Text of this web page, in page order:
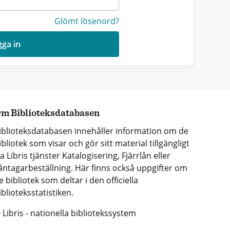
Glömt lösenord?
in
Biblioteksdatabasen
innehåller information om de
som visar och gör sitt material tillgängligt
Libris tjänster Katalogisering, Fjärrlån eller
Här finns också uppgifter om
bibliotek som deltar i den officiella
- nationella bibliotekssystem